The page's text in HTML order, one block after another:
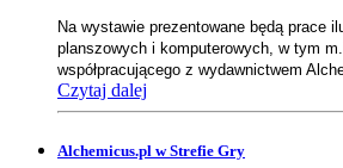
Na wystawie prezentowane będą prace
planszowych i komputerowych, w tym
współpracującego z wydawnictwem
Czytaj dalej
Alchemicus.pl w Strefie Gry